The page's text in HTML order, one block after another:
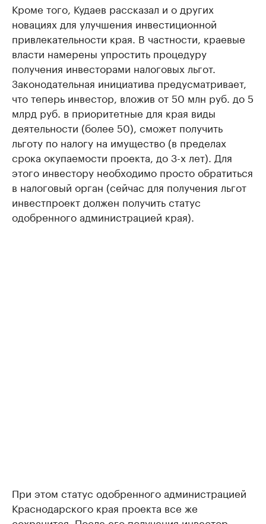
Кроме того, Кудаев рассказал и о других
новациях для улучшения инвестиционной
привлекательности края. В частности, краевые
власти намерены упростить процедуру
получения инвесторами налоговых льгот.
Законодательная инициатива предусматривает,
что теперь инвестор, вложив от 50 млн руб. до 5
млрд руб. в приоритетные для края виды
деятельности (более 50), сможет получить
льготу по налогу на имущество (в пределах
срока окупаемости проекта, до 3-х лет). Для
этого инвестору необходимо просто обратиться
в налоговый орган (сейчас для получения льгот
инвестпроект должен получить статус
одобренного администрацией края).
При этом статус одобренного администрацией
Краснодарского края проекта все же